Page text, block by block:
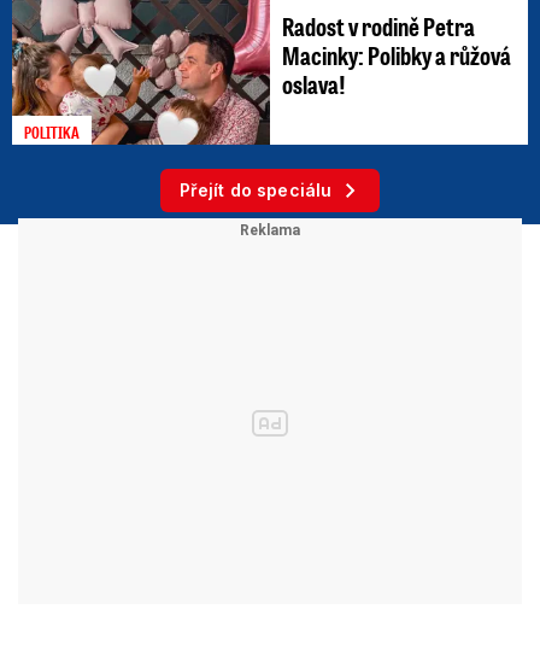
POLITIKA
Radost v rodině Petra
Macinky: Polibky a růžová
oslava!
Přejít do speciálu